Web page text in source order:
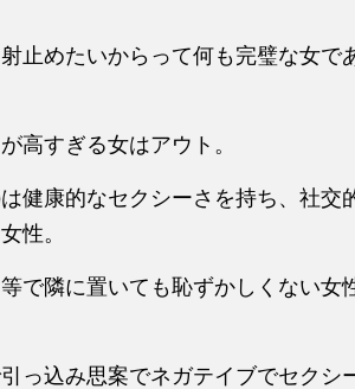
止めたいからって何も完璧な女で
高すぎる女はアウト。
健康的なセクシーさを持ち、社交
性。
で隣に置いても恥ずかしくない女
っ込み思案でネガテイブでセクシ